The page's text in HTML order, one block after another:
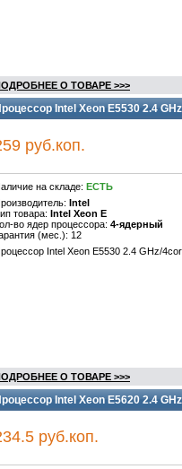
О ТОВАРЕ >>>
Intel Xeon E5530 2.4
руб.коп.
на складе: ЕСТЬ
Intel
товара: Intel Xeon E
во ядер процессора: 4-ядерный
(мес.): 12
Intel Xeon E5530 2.4 GHz/
О ТОВАРЕ >>>
Intel Xeon E5620 2.4
руб.коп.